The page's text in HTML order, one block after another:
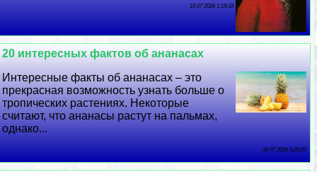
19 07 2026 1:19:33
20 интересных фактов об ананасах
Интересные факты об ананасах – это
прекрасная возможность узнать больше о
тропических растениях. Некоторые
считают, что ананасы растут на пальмах,
однако...
18 07 2026 9:20:20